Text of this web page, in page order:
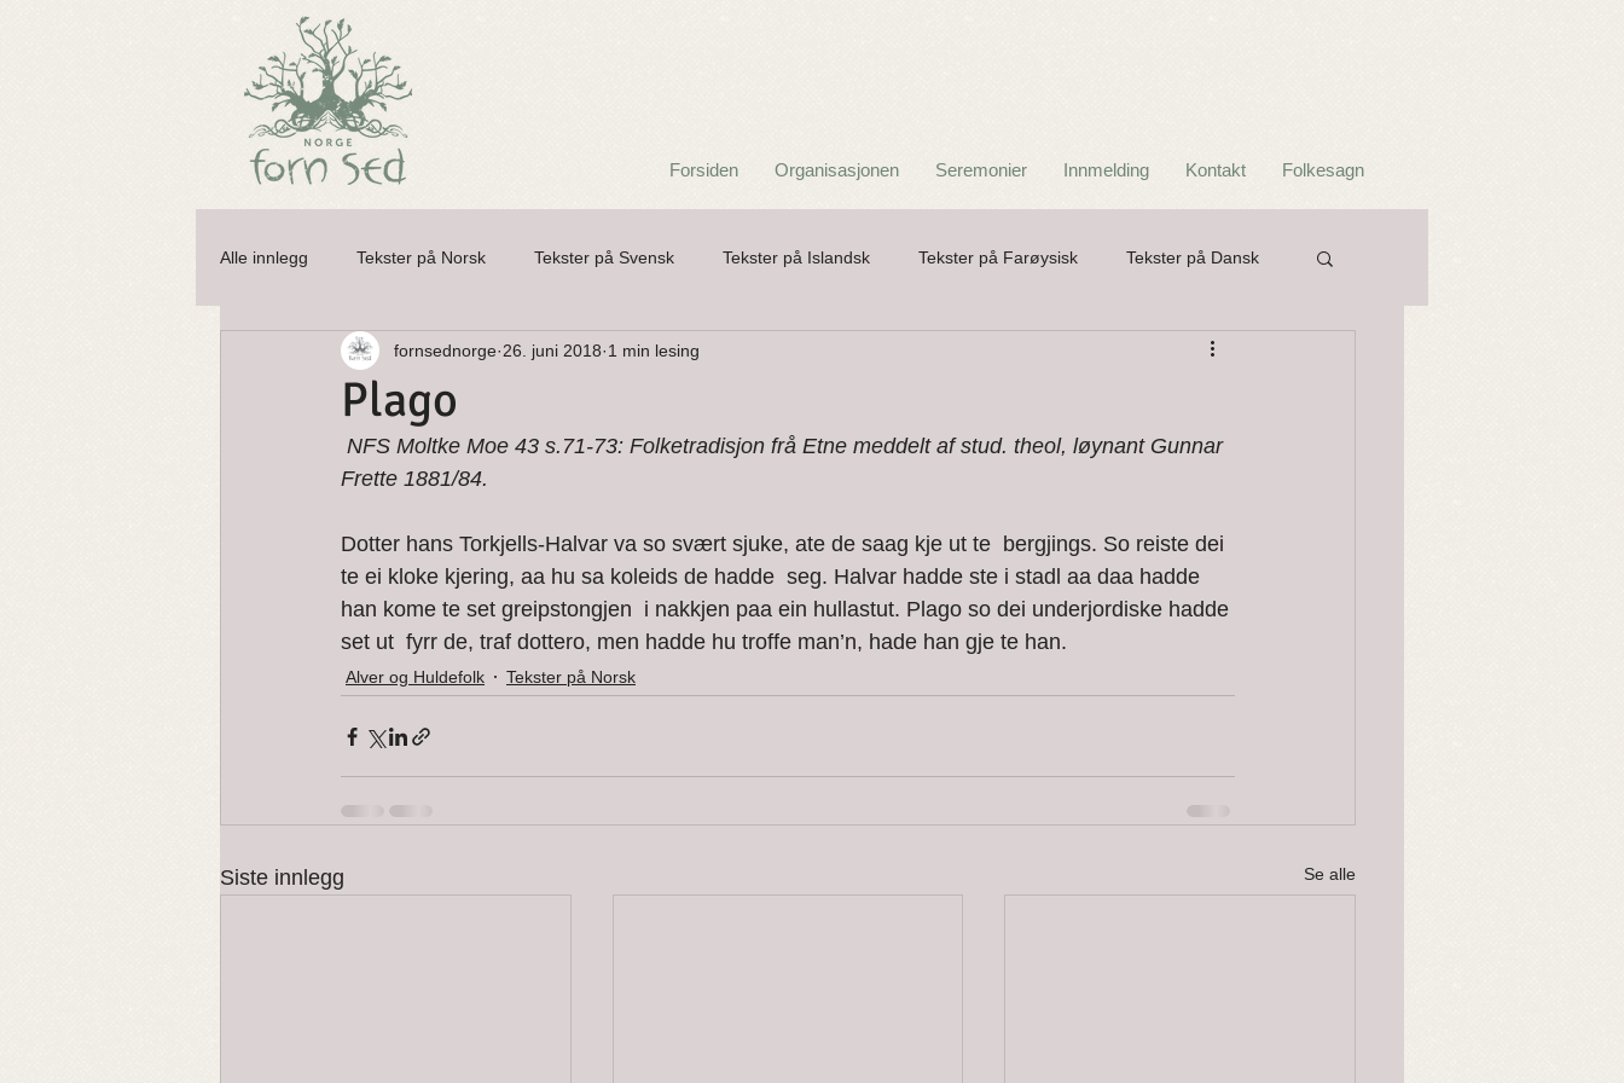
Forsiden Organisasjonen Seremonier Innmelding Kontakt Folkesagn
Alle innlegg Tekster på Norsk Tekster på Svensk Tekster på Islandsk Tekster på Farøysisk Tekster på Dansk
Alver og Huldefolk Åsgardsreia Barnerim
Nisser og Tusser Nøkken Poesi Skikk og Tru Spøkelser Tekster i Nørrønt Troll og Jotner
Vardøger og Trolldom
Plago
fornsednorge 26. juni 2018 1 min lesing
NFS Moltke Moe 43 s.71-73: Folketradisjon frå Etne meddelt af stud. theol, løynant Gunnar
Frette 1881/84.
Dotter hans Torkjells-Halvar va so svært sjuke, ate de saag kje ut te  bergjings. So reiste dei
te ei kloke kjering, aa hu sa koleids de hadde  seg. Halvar hadde ste i stadl aa daa hadde
han kome te set greipstongjen  i nakkjen paa ein hullastut. Plago so dei underjordiske hadde
set ut  fyrr de, traf dottero, men hadde hu troffe man’n, hade han gje te han.
Alver og Huldefolk Tekster på Norsk
Siste innlegg Se alle